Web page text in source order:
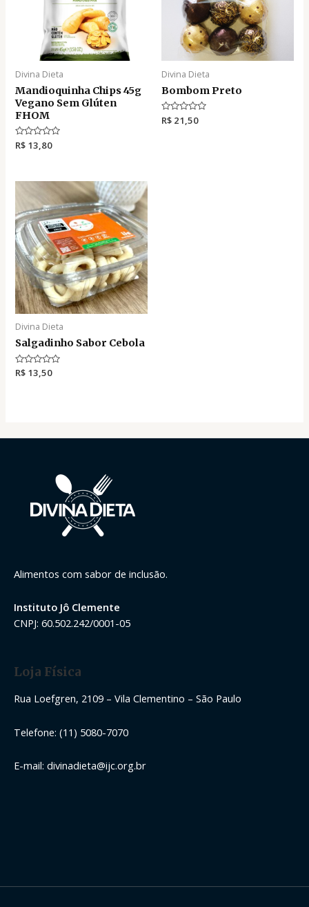
Divina Dieta
Mandioquinha Chips 45g
Vegano Sem Glúten
FHOM
A
v
o
0
d
e
5
R$ 13,80
Divina Dieta
Bombom Preto
A
v
R$ 21,50
Divina Dieta
Salgadinho Sabor Cebola
A
o
R$ 13,50
Alimentos com sabor de inclusão.
Instituto Jô Clemente
CNPJ: 60.502.242/0001-05
Loja Física
Rua Loefgren, 2109 – Vila Clementino – São Paulo
Telefone: (11) 5080-7070
E-mail: divinadieta@ijc.org.br